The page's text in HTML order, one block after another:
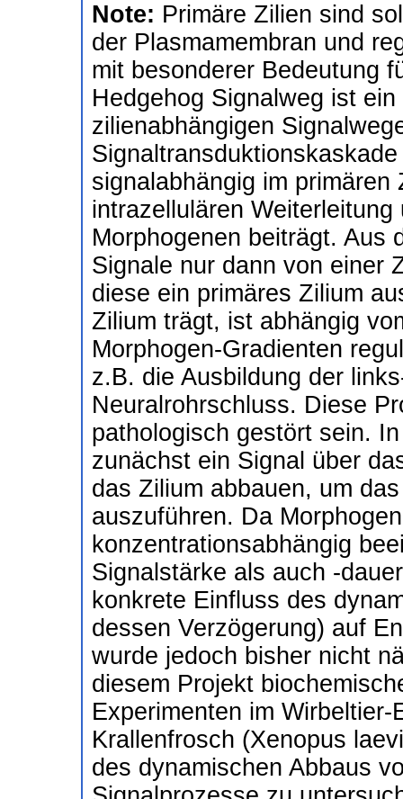
Note: Primäre Zilien sind
der Plasmamembran und
mit besonderer Bedeutung
Hedgehog Signalweg ist
zilienabhängigen
signalabhängig im
intrazellulären
Morphogenen beiträgt. Aus
Signale nur dann von einer
diese ein primäres Zilium
Zilium trägt, ist abhängig
Morphogen-Gradienten
z.B. die Ausbildung der
Neuralrohrschluss. Diese
pathologisch gestört sein.
zunächst ein Signal über
das Zilium abbauen, um
auszuführen. Da
konzentrationsabhängig
Signalstärke als auch -
konkrete Einfluss des
dessen Verzögerung) auf
wurde jedoch bisher nicht
diesem Projekt
Experimenten im
Krallenfrosch (Xenopus
des dynamischen Abbaus